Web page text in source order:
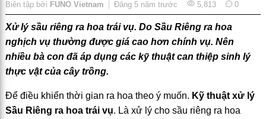
Biên tập bởi FUNO Vietnam Đăng 5 năm trước 5,813 0
Xử lý sầu riêng ra hoa trái vụ. Do Sầu Riêng ra hoa
nghịch vụ thường được giá cao hơn chính vụ. Nên
nhiều bà con đã áp dụng các kỹ thuật can thiệp sinh lý
thực vật của cây trồng.
Để điều khiển thời gian ra hoa theo ý muốn. Kỹ thuật xử lý
Sầu Riêng ra hoa trái vụ. Là xử lý cho sầu riêng ra hoa